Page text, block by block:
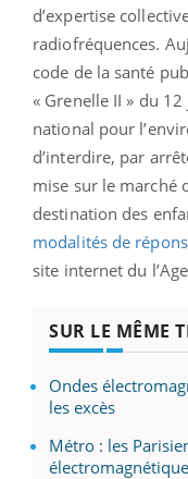
d’expertise
radiofréquences.
code de la santé
« Grenelle II » du
national pour
d’interdire, par
mise sur le marché
destination des
modalités de
site internet du
SUR LE MÊME
Ondes
les excès
Métro : les